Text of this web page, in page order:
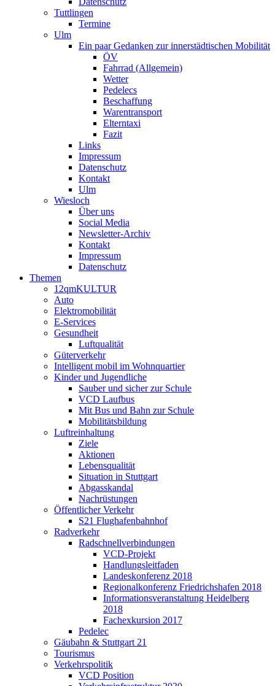
Tuttlingen
Termine
Ulm
Ein paar Gedanken zur innerstädtischen Mobilität
ÖV
Fahrrad (Allgemein)
Wetter
Pedelecs
Beschaffung
Warentransport
Elterntaxi
Fazit
Links
Impressum
Datenschutz
Kontakt
Ulm
Wiesloch
Über uns
Social Media
Newsletter-Archiv
Kontakt
Impressum
Datenschutz
Themen
12qmKULTUR
Auto
Elektromobilität
E-Services
Gesundheit
Luftqualität
Güterverkehr
Intelligent mobil im Wohnquartier
Kinder und Jugendliche
Sauber und sicher zur Schule
VCD Laufbus
Mit Bus und Bahn zur Schule
Mobilitätsbildung
Luftreinhaltung
Ziele
Aktionen
Lebensqualität
Situation in Stuttgart
Abgasskandal
Nachrüstungen
Öffentlicher Verkehr
S21 Flughafenbahnhof
Radverkehr
Radschnellverbindungen
VCD-Projekt
Handlungsleitfaden
Landeskonferenz 2018
Regionalkonferenz Friedrichshafen 2018
Informationsveranstaltung Heidelberg
2018
Fachexkursion 2017
Pedelec
Gäubahn & Stuttgart 21
Tourismus
Verkehrspolitik
VCD Position